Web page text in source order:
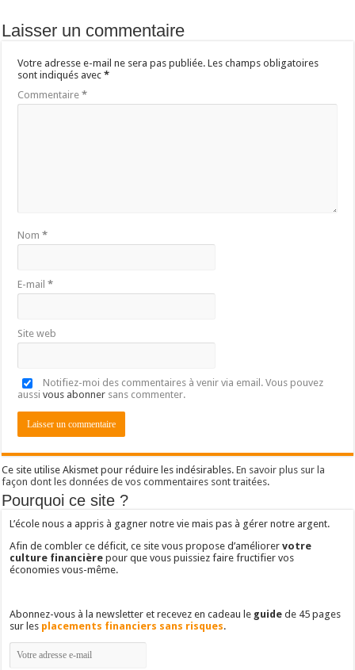
Laisser un commentaire
Votre adresse e-mail ne sera pas publiée. Les champs obligatoires
sont indiqués avec*
Commentaire*
Nom*
E-mail*
Site web
Notifiez-moi des commentaires à venir via email. Vous pouvez
aussivous abonner sans commenter.
Ce site utilise Akismet pour réduire les indésirables.En savoir plus sur la
façon dont les données de vos commentaires sont traitées.
Pourquoi ce site ?
L’école nous a appris à gagner notre vie mais pas à gérer notre argent.
Afin de combler ce déficit, ce site vous propose d’améliorervotre
culture financière pour que vous puissiez faire fructifier vos
économies vous-même.
Abonnez-vous à la newsletter et recevez en cadeau le guide de 45 pages
sur les placements financiers sans risques.